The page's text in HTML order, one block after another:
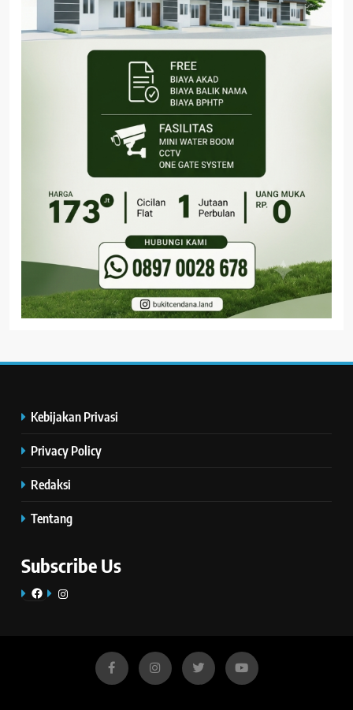
Kebijakan Privasi
Privacy Policy
Redaksi
Tentang
Subscribe Us
FacebookInstagram